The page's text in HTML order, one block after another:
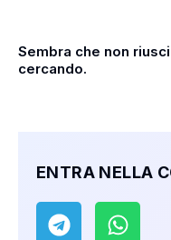
Sembra che non
cercando.
ENTRA NELLA